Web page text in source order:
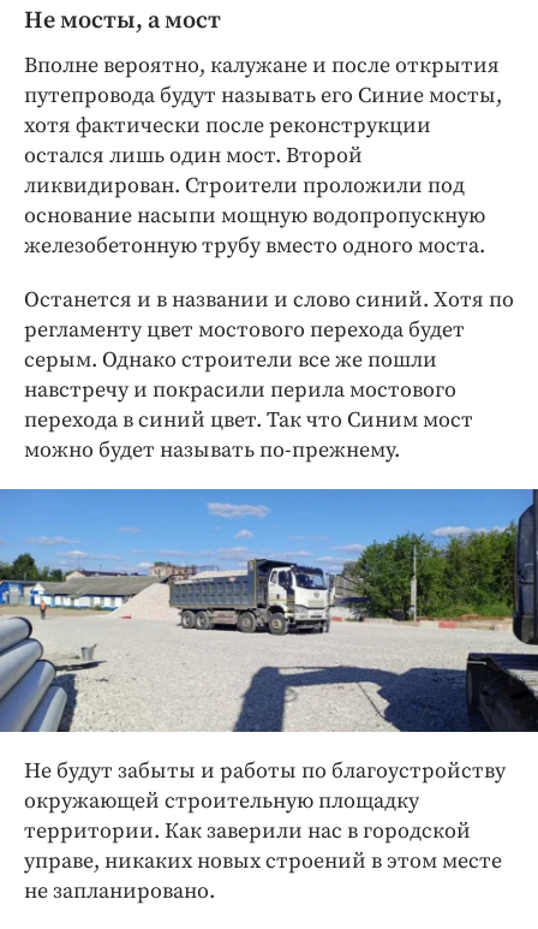
Не мосты, а мост
Вполне вероятно, калужане и после открытия
путепровода будут называть его Синие мосты,
хотя фактически после реконструкции
остался лишь один мост. Второй
ликвидирован. Строители проложили под
основание насыпи мощную водопропускную
железобетонную трубу вместо одного моста.
Останется и в названии и слово синий. Хотя по
регламенту цвет мостового перехода будет
серым. Однако строители все же пошли
навстречу и покрасили перила мостового
перехода в синий цвет. Так что Синим мост
можно будет называть по-прежнему.
Не будут забыты и работы по благоустройству
окружающей строительную площадку
территории. Как заверили нас в городской
управе, никаких новых строений в этом месте
не запланировано.